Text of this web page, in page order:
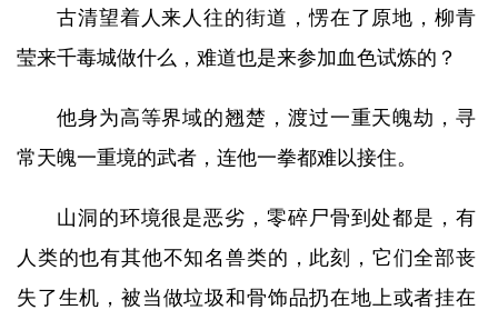
古清望着人来人往的街道，愣在了原地，柳青
莹来千毒城做什么，难道也是来参加血色试炼的？
他身为高等界域的翘楚，渡过一重天魄劫，寻
常天魄一重境的武者，连他一拳都难以接住。
山洞的环境很是恶劣，零碎尸骨到处都是，有
人类的也有其他不知名兽类的，此刻，它们全部丧
失了生机，被当做垃圾和骨饰品扔在地上或者挂在